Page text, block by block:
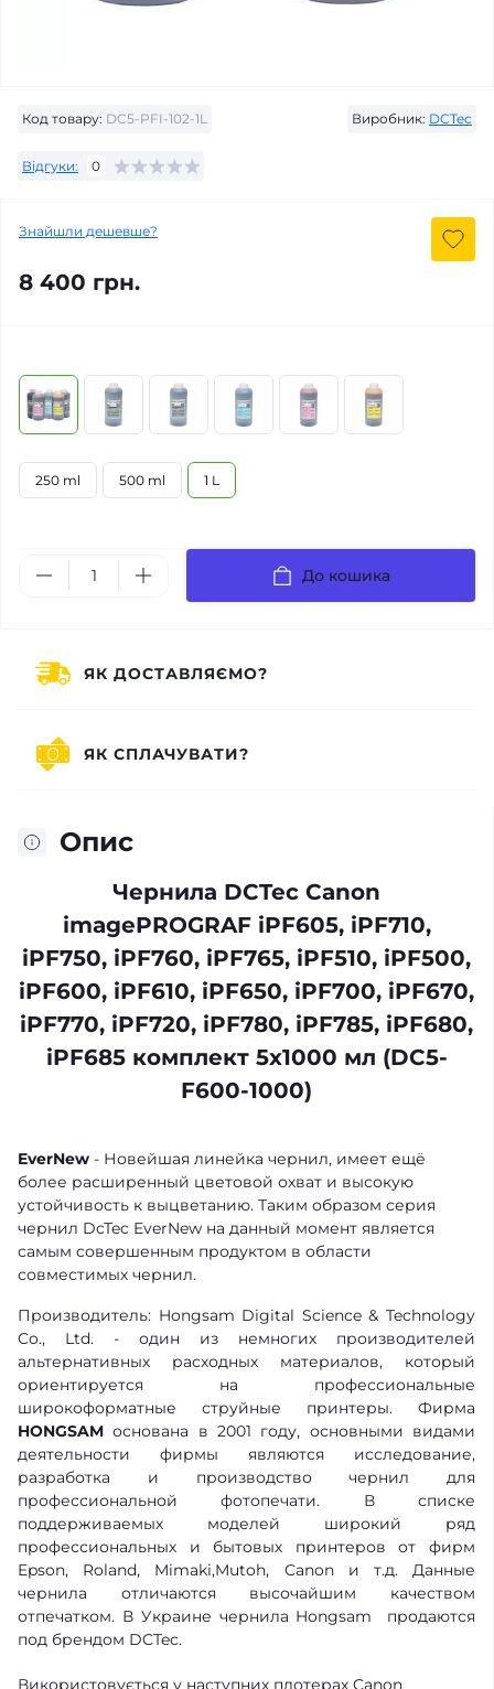
Код товару: DC5-PFI-102-1L Виробник: DCTec
Відгуки: 0
Знайшли дешевше?
8 400 грн.
250 ml 500 ml 1 L
До кошика
Опис
Чернила DCTec Canon
imagePROGRAF iPF605, iPF710,
iPF750, iPF760, iPF765, iPF510, iPF500,
iPF600, iPF610, iPF650, iPF700, iPF670,
iPF770, iPF720, iPF780, iPF785, iPF680,
iPF685 комплект 5x1000 мл (DC5-
F600-1000)
EverNew - Новейшая линейка чернил, имеет ещё
более расширенный цветовой охват и высокую
устойчивость к выцветанию. Таким образом серия
чернил DcTec EverNew на данный момент является
самым совершенным продуктом в области
совместимых чернил.
Производитель: Hongsam Digital Science & Technology
Co., Ltd. - один из немногих производителей
альтернативных расходных материалов, который
ориентируется на профессиональные
широкоформатные струйные принтеры. Фирма
HONGSAM основана в 2001 году, основными видами
деятельности фирмы являются исследование,
разработка и производство чернил для
профессиональной фотопечати. В списке
поддерживаемых моделей широкий ряд
профессиональных и бытовых принтеров от фирм
Epson, Roland, Mimaki,Mutoh, Canon и т.д. Данные
чернила отличаются высочайшим качеством
отпечатком. В Украине чернила Hongsam продаются
под брендом DCTec.
Використовується у наступних плотерах Canon
ЯК ДОСТАВЛЯЄМО?
ЯК СПЛАЧУВАТИ?